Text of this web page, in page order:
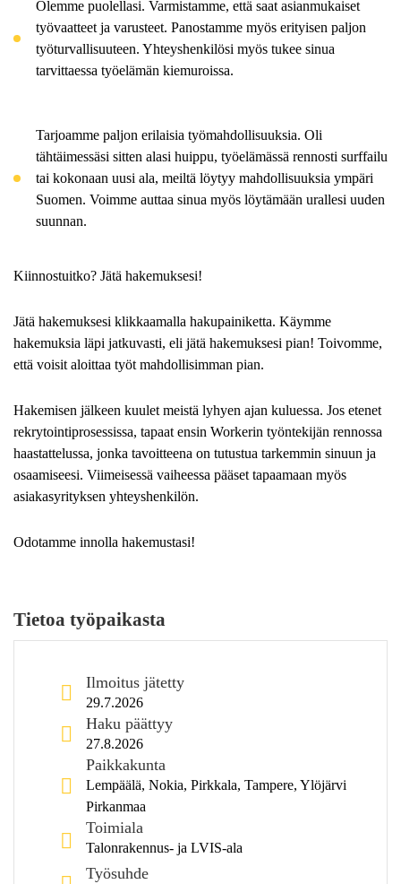
Olemme puolellasi. Varmistamme, että saat asianmukaiset
työvaatteet ja varusteet. Panostamme myös erityisen paljon
työturvallisuuteen. Yhteyshenkilösi myös tukee sinua
tarvittaessa työelämän kiemuroissa.
Tarjoamme paljon erilaisia työmahdollisuuksia. Oli
tähtäimessäsi sitten alasi huippu, työelämässä rennosti surffailu
tai kokonaan uusi ala, meiltä löytyy mahdollisuuksia ympäri
Suomen. Voimme auttaa sinua myös löytämään urallesi uuden
suunnan.
Kiinnostuitko? Jätä hakemuksesi!
Jätä hakemuksesi klikkaamalla hakupainiketta. Käymme
hakemuksia läpi jatkuvasti, eli jätä hakemuksesi pian! Toivomme,
että voisit aloittaa työt mahdollisimman pian.
Hakemisen jälkeen kuulet meistä lyhyen ajan kuluessa. Jos etenet
rekrytointiprosessissa, tapaat ensin Workerin työntekijän rennossa
haastattelussa, jonka tavoitteena on tutustua tarkemmin sinuun ja
osaamiseesi. Viimeisessä vaiheessa pääset tapaamaan myös
asiakasyrityksen yhteyshenkilön.
Odotamme innolla hakemustasi!
Tietoa työpaikasta
Ilmoitus jätetty
29.7.2026
Haku päättyy
27.8.2026
Paikkakunta
Lempäälä, Nokia, Pirkkala, Tampere, Ylöjärvi
Pirkanmaa
Toimiala
Talonrakennus- ja LVIS-ala
Työsuhde